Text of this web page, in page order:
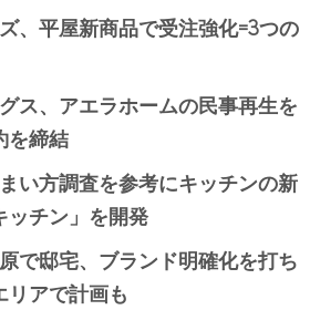
、平屋新商品で受注強化=3つの
ス、アエラホームの民事再生を
を締結
い方調査を参考にキッチンの新
ッチン」を開発
で邸宅、ブランド明確化を打ち
リアで計画も